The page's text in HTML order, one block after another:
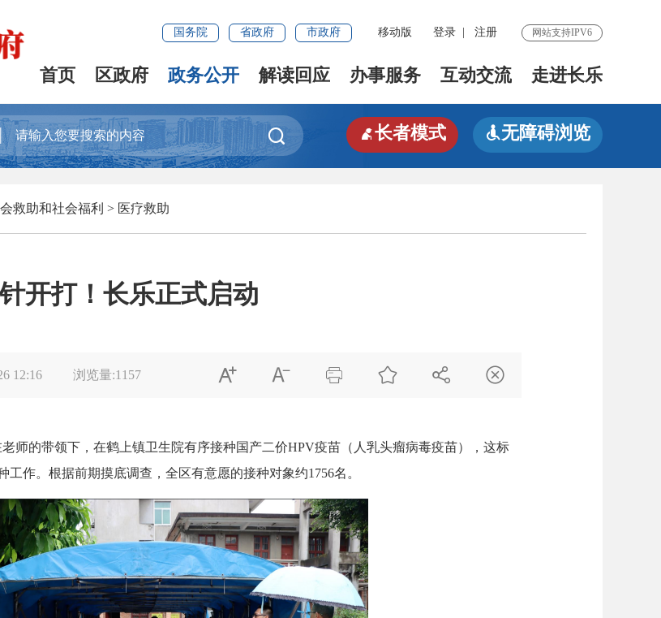
国务院 省政府 市政府 移动版 登录 注册 网站支持IPV6
首页 区政府 政务公开 解读回应 办事服务 互动交流 走进长乐
 长者模式 无障碍浏览
救助和社会福利 > 医疗救助
开打！长乐正式启动
12:16 浏览量:1157      
的带领下，在鹤上镇卫生院有序接种国产二价HPV疫苗（人乳头瘤病毒疫苗），这标
作。根据前期摸底调查，全区有意愿的接种对象约1756名。